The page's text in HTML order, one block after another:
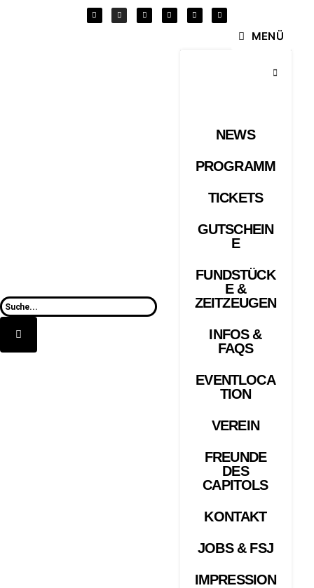
MENÜ
NEWS
PROGRAMM
TICKETS
GUTSCHEIN
E
FUNDSTÜCK
E &
ZEITZEUGEN
INFOS &
FAQS
EVENTLOCA
TION
VEREIN
FREUNDE
DES
CAPITOLS
KONTAKT
JOBS & FSJ
IMPRESSION